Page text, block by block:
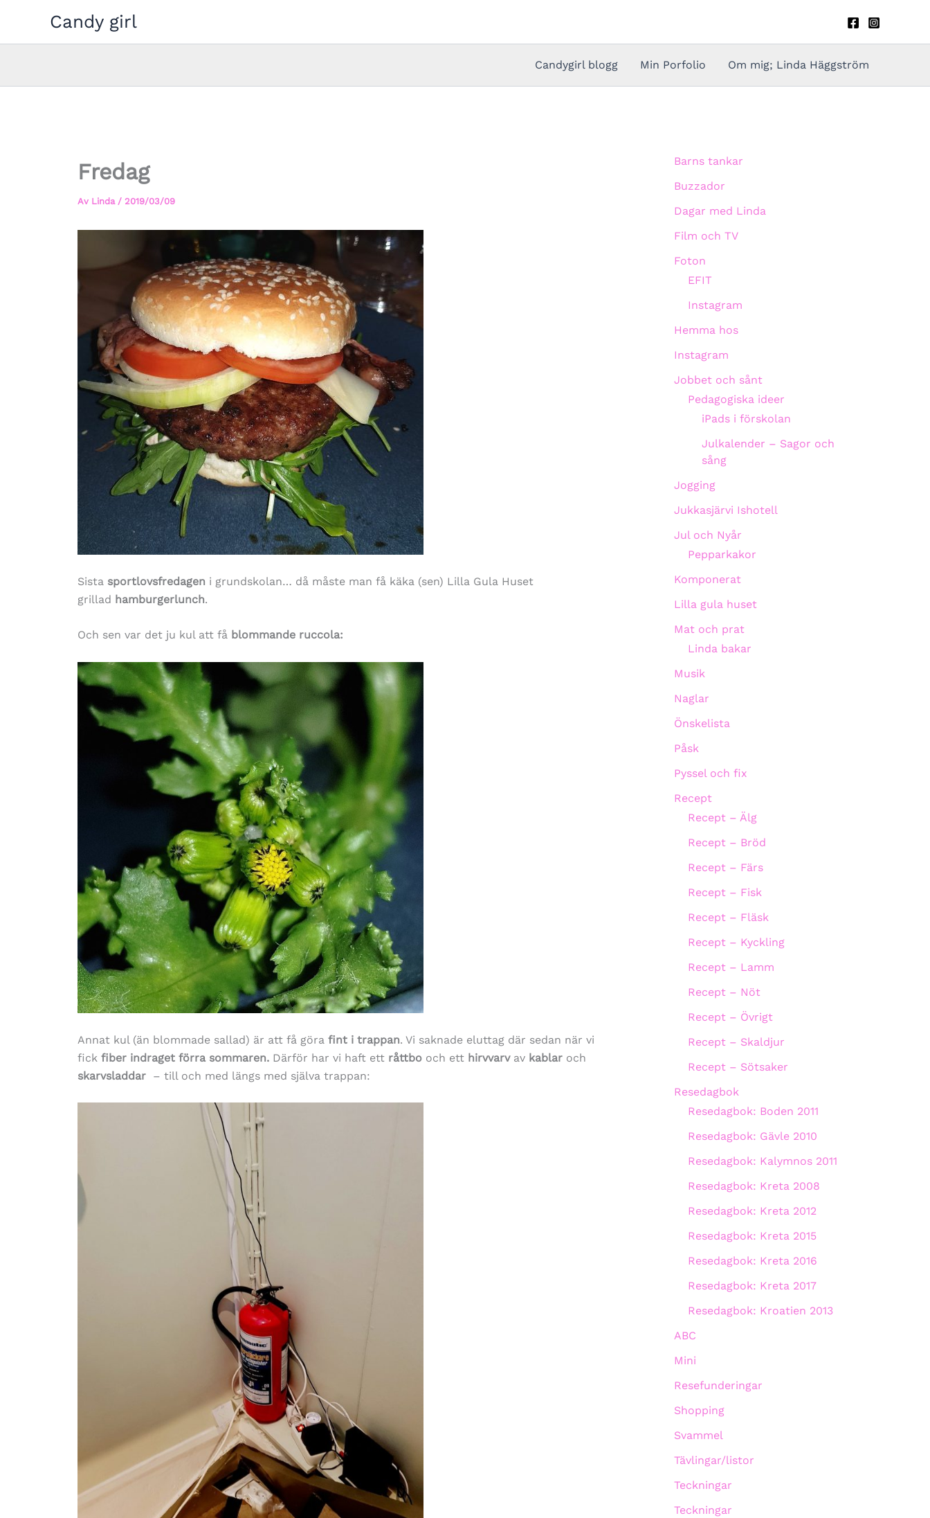
innehåll
Candy girl
Candygirl blogg Min Porfolio Om mig; Linda Häggström
Fredag
Av Linda / 2019/03/09
Sista sportlovsfredagen i grundskolan… då måste man få käka (sen) Lilla Gula Huset
grillad hamburgerlunch.
Och sen var det ju kul att få blommande ruccola:
Annat kul (än blommade sallad) är att få göra fint i trappan. Vi saknade eluttag där sedan när vi
fick fiber indraget förra sommaren. Därför har vi haft ett råttbo och ett hirvvarvav kablar och
skarvsladdar – till och med längs med själva trappan:
Barns tankar
Buzzador
Dagar med Linda
Film och TV
Foton
EFIT
Instagram
Hemma hos
Instagram
Jobbet och sånt
Pedagogiska ideer
iPads i förskolan
Julkalender – Sagor och
sång
Jogging
Jukkasjärvi Ishotell
Jul och Nyår
Pepparkakor
Komponerat
Lilla gula huset
Mat och prat
Linda bakar
Musik
Naglar
Önskelista
Påsk
Pyssel och fix
Recept
Recept – Älg
Recept – Bröd
Recept – Färs
Recept – Fisk
Recept – Fläsk
Recept – Kyckling
Recept – Lamm
Recept – Nöt
Recept – Övrigt
Recept – Skaldjur
Recept – Sötsaker
Resedagbok
Resedagbok: Boden 2011
Resedagbok: Gävle 2010
Resedagbok: Kalymnos 2011
Resedagbok: Kreta 2008
Resedagbok: Kreta 2012
Resedagbok: Kreta 2015
Resedagbok: Kreta 2016
Resedagbok: Kreta 2017
Resedagbok: Kroatien 2013
ABC
Mini
Resefunderingar
Shopping
Svammel
Tävlingar/listor
Teckningar
Teckningar